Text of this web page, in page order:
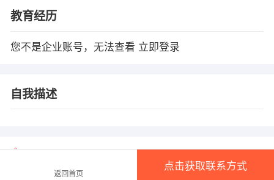
教育经历
您不是企业账号，无法查看 立即登录
自我描述
1、本平台仅供信息发布，不会收取押金、保证金！
返回首页
点击获取联系方式